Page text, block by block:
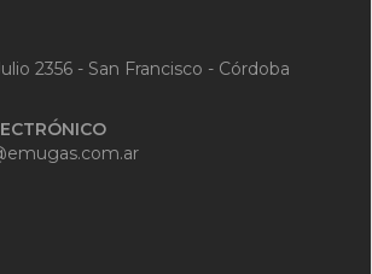
2356 - San Francisco - Córdoba